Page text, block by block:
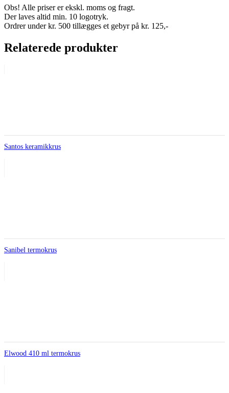
Obs! Alle priser er ekskl. moms og fragt.
Der laves altid min. 10 logotryk.
Ordrer under kr. 500 tillægges et gebyr på kr. 125,-
Relaterede produkter
Santos keramikkrus
Sanibel termokrus
Elwood 410 ml termokrus